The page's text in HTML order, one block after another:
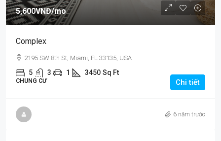
5,600VNĐ/mo
Complex
2195 SW 8th St, Miami, FL 33135, USA
5 3 1 3450 Sq Ft
CHUNG CƯ Chi tiết
6 năm trước